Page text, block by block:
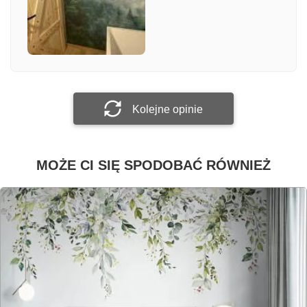
Załącz zdjęcie
Kolejne opinie
MOŻE CI SIĘ SPODOBAĆ RÓWNIEŻ